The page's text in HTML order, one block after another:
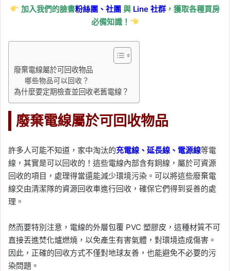
加入我們的臉書粉絲團、社團與 Line社群 ，獲取各種買房
必備知識！
廢棄電線屬於可回收物品
哪些物品可以回收？
為什麼要定期檢查並回收老舊電線？
廢棄電線屬於可回收物品
許多人可能不知道，家中淘汰的充電線、延長線、電源線等電
線，其實是可以回收的！這些電線內部含有銅線，屬於可資源
回收的項目，處理得當還能減少環境污染。可以將這些廢棄電
線交由清潔隊的資源回收車進行回收，確保它們得到妥善的處
理。
然而要特別注意，電線的外層包覆 PVC 塑膠皮，這種材質不可
直接丟進焚化爐燃燒，以免產生有害氣體，對環境造成傷害。
因此，正確的回收方式不僅對地球友善，也能避免不必要的污
染問題。